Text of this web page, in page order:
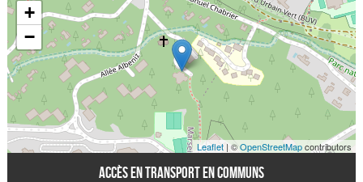
+
−
Leaflet | ©OpenStreetMapcontributors
Accès en transport en communs